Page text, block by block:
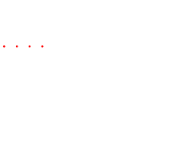
・・・